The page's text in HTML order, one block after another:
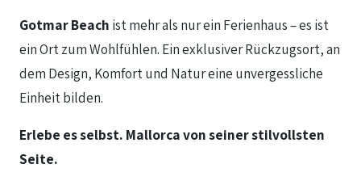
Gotmar Beach ist mehr als nur ein Ferienhaus – es ist
ein Ort zum Wohlfühlen. Ein exklusiver Rückzugsort, an
dem Design, Komfort und Natur eine unvergessliche
Einheit bilden.
Erlebe es selbst. Mallorca von seiner stilvollsten
Seite.